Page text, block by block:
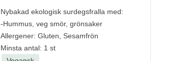
Nybakad ekologisk surdegsfralla med:
-Hummus, veg smör, grönsaker
Allergener: Gluten, Sesamfrön
Minsta antal: 1 st